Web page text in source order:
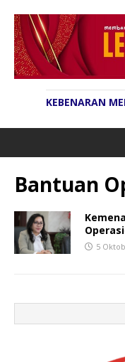
KEBENARAN
Bantuan
5